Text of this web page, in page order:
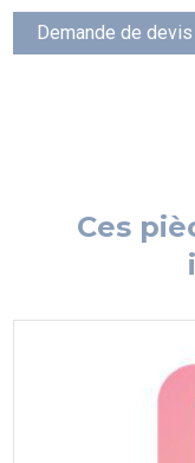
Demande de devis
Ces